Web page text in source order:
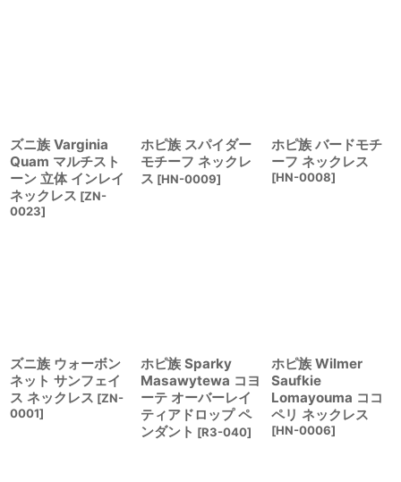
ズニ族 Varginia
Quam マルチスト
ーン 立体 インレイ
ネックレス [ZN-
0023]
ホピ族 スパイダー
モチーフ ネックレ
ス [HN-0009]
ホピ族 バードモチ
ーフ ネックレス
[HN-0008]
ズニ族 ウォーボン
ネット サンフェイ
ス ネックレス [ZN-
0001]
ホピ族 Sparky
Masawytewa コヨ
ーテ オーバーレイ
ティアドロップ ペ
ンダント [R3-040]
ホピ族 Wilmer
Saufkie
Lomayouma ココ
ペリ ネックレス
[HN-0006]